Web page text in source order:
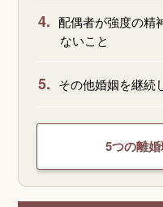
4. 配偶者が強度の精
ないこと
5. その他婚姻を継続
5つの離